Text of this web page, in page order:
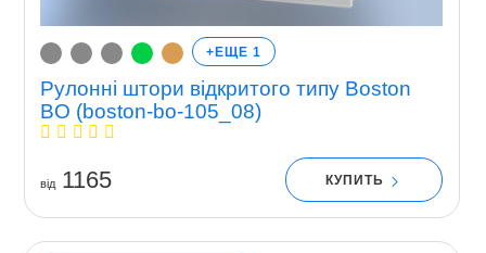
+ЕЩЕ 1
Рулонні штори відкритого типу Boston
BO (boston-bo-105_08)
вiд1165 КУПИТЬ